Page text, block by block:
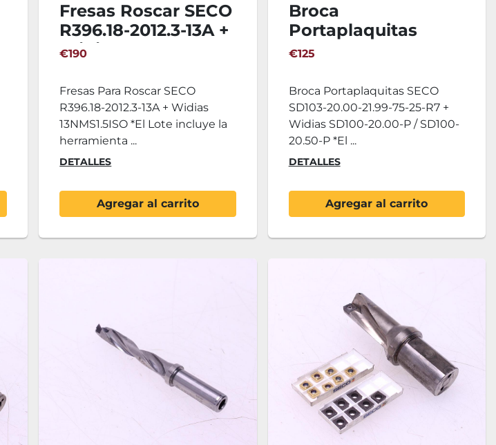
Fresas Roscar SECO
R396.18-2012.3-13A +
Widias 13NMS1.5ISO
€190
Fresas Para Roscar SECO
R396.18-2012.3-13A + Widias
13NMS1.5ISO *El Lote incluye la
herramienta ...
DETALLES
Agregar al carrito
Broca
Portaplaquitas
SECO SD103-20.00-
Widias SD100-
20.00-P / SD100-
20.50-P
€125
Broca Portaplaquitas SECO
SD103-20.00-21.99-75-25-R7 +
Widias SD100-20.00-P / SD100-
20.50-P *El ...
DETALLES
Agregar al carrito